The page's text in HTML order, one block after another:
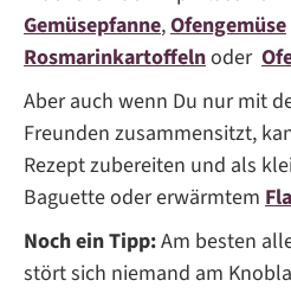
Gemüsepfanne,Ofengemüse
Rosmarinkartoffelnoder
Aber auch wenn Du nur mit
Freunden zusammensitzt,
Rezept zubereiten und als
Baguette oder erwärmtem
Noch ein Tipp:Am besten
stört sich niemand am